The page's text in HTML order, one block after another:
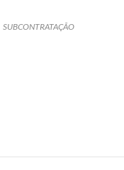
SUBCONTRATAÇÃO